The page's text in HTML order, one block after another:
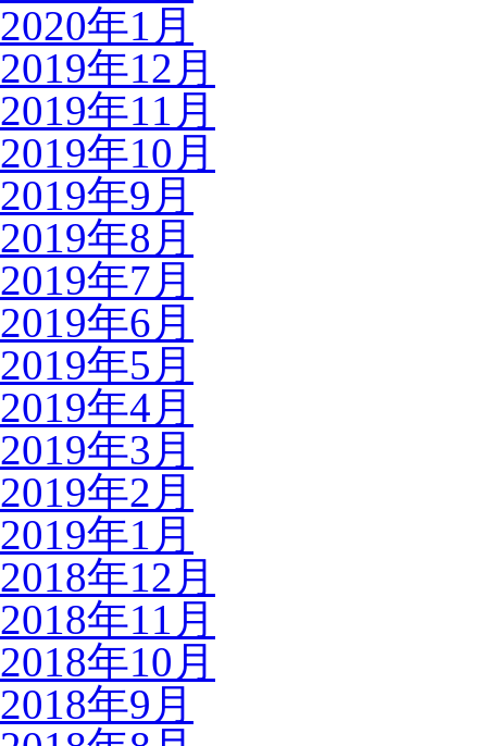
2020年1月
2019年12月
2019年11月
2019年10月
2019年9月
2019年8月
2019年7月
2019年6月
2019年5月
2019年4月
2019年3月
2019年2月
2019年1月
2018年12月
2018年11月
2018年10月
2018年9月